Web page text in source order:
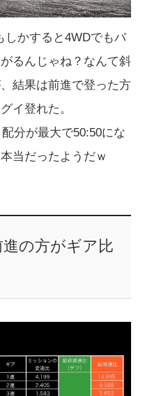
しかすると4WDでもバ
るんじゃね？なんて斜
結果は前進で登った方
イ登れた。
分が最大で50:50にな
当だったようだｗ
の方がギア比